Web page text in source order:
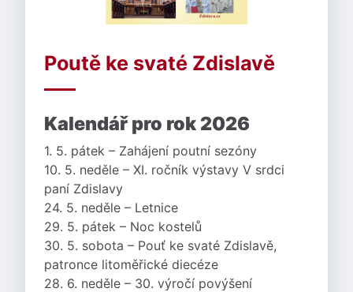
Poutě ke svaté Zdislavě
Kalendář pro rok 2026
1. 5. pátek – Zahájení poutní sezóny
10. 5. neděle – XI. ročník výstavy V srdci
paní Zdislavy
24. 5. neděle – Letnice
29. 5. pátek – Noc kostelů
30. 5. sobota – Pouť ke svaté Zdislavě,
patronce litoměřické diecéze
28. 6. neděle – 30. výročí povýšení